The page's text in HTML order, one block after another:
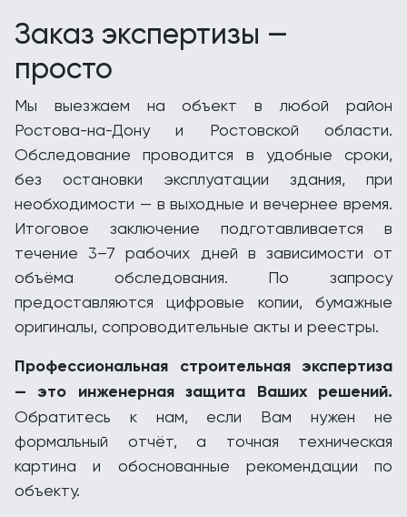
Заказ экспертизы —
просто
Мы выезжаем на объект в любой район
Ростова-на-Дону и Ростовской области.
Обследование проводится в удобные сроки,
без остановки эксплуатации здания, при
необходимости — в выходные и вечернее время.
Итоговое заключение подготавливается в
течение 3–7 рабочих дней в зависимости от
объёма обследования. По запросу
предоставляются цифровые копии, бумажные
оригиналы, сопроводительные акты и реестры.
Профессиональная строительная экспертиза
— это инженерная защита Ваших решений.
Обратитесь к нам, если Вам нужен не
формальный отчёт, а точная техническая
картина и обоснованные рекомендации по
объекту.